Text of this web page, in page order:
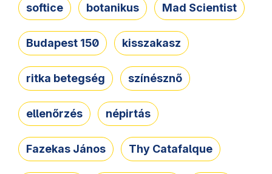
softice botanikus Mad Scientist
Budapest 150 kisszakasz
ritka betegség színésznő
ellenőrzés népirtás
Fazekas János Thy Catafalque